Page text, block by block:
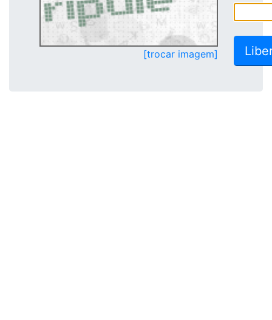
[trocar imagem]